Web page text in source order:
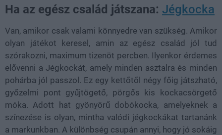
Ha az egész család játszana: Jégkocka
Van, amikor csak valami könnyedre van szükség. Amikor
olyan játékot keresel, amin az egész család jól tud
szórakozni, maximum tizenöt percben. Ilyenkor érdemes
elővenni a Jégkockát, amely minden asztalra és minden
pohárba jól passzol. Ez egy kettőtől négy főig játszható,
győzelmi pont gyűjtögető, pörgős kis kockacsörgető
móka. Adott hat gyönyörű dobókocka, amelyeknek a
színezése is olyan, mintha valódi jégkockákat tartanánk
a markunkban. A különbség csupán annyi, hogy jó sokáig